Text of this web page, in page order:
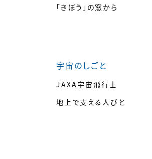
「きぼう」の窓から
宇宙のしごと
JAXA宇宙飛行士
地上で支える人びと